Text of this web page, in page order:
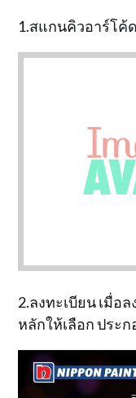
1.สแกนคิวอาร์โค้
2.ลงทะเบียน เมื่อ
หลักให้เลือก ประ